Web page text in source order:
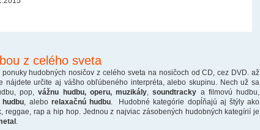
z celého sveta
hudobných nosičov z celého sveta na nosičoch od CD, cez DVD. až
nájdete určite aj vášho obľúbeného interpréta, alebo skupinu. Nech už sa
pop,vážnu hudbu, operu, muzikály ,soundtracky a filmovú hudbu,
, alebo relaxačnú hudbu. Hudobné kategórie dopĺňajú aj štýly ako
reggae, rap a hip hop. Jednou z najviac zásobených hudobných kategírií je